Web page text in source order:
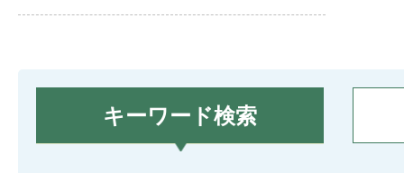
キーワード検索